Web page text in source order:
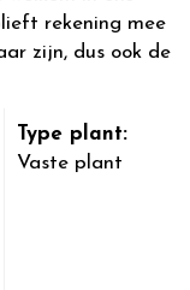
rekening mee
zijn, dus ook de
Type plant:
Vaste plant